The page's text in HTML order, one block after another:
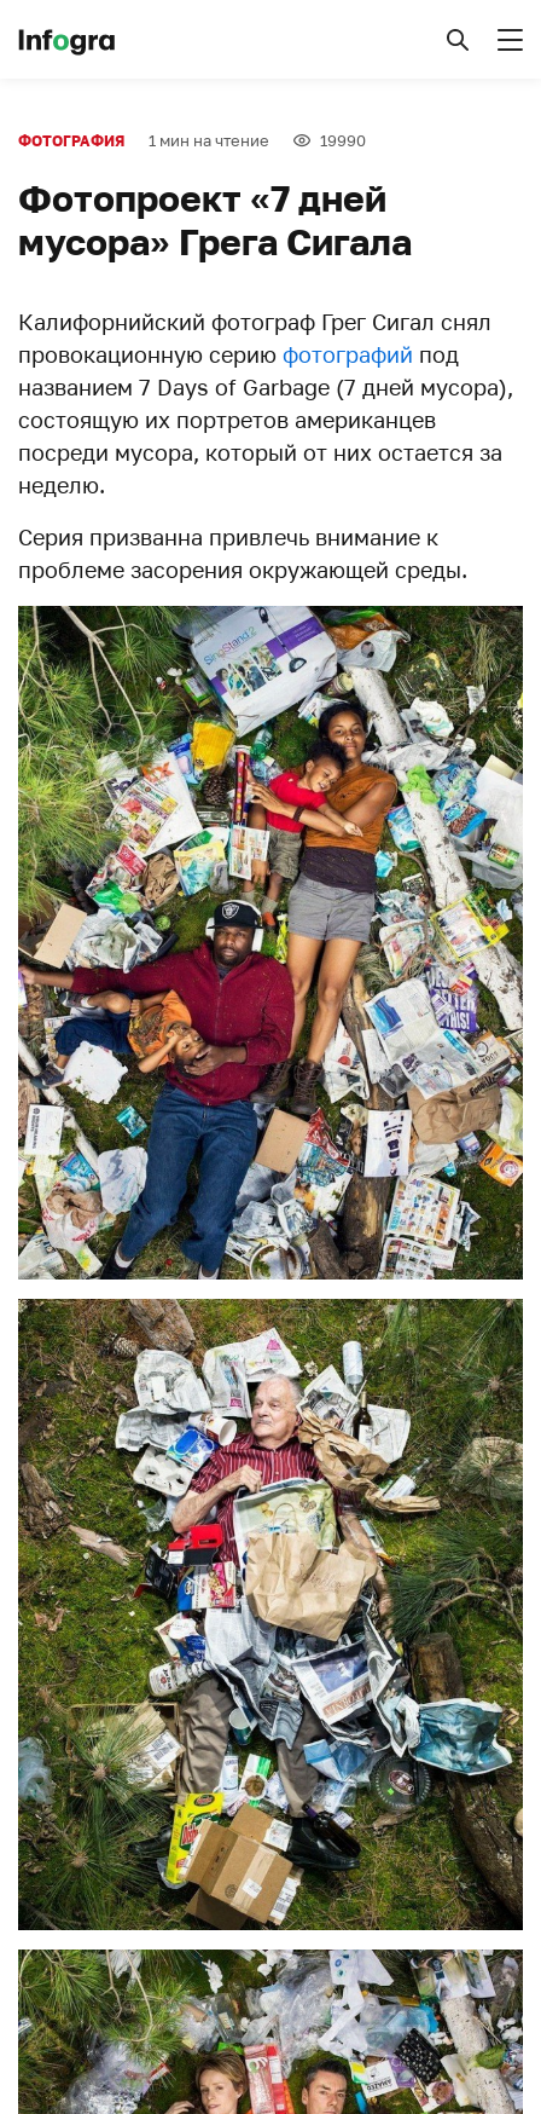
ФОТОГРАФИЯ 1 мин на чтение 19990
Фотопроект «7 дней
мусора» Грега Сигала
Калифорнийский фотограф Грег Сигал снял
провокационную серию фотографий под
названием 7 Days of Garbage (7 дней мусора),
состоящую их портретов американцев
посреди мусора, который от них остается за
неделю.
Серия призванна привлечь внимание к
проблеме засорения окружающей среды.